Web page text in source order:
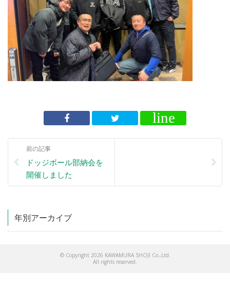
前の記事
ドッジボール部納会を
開催しました
年別アーカイブ
© Copyright 2026 KAWAMURA SHOJI Co.,Ltd.
All rights reserved.